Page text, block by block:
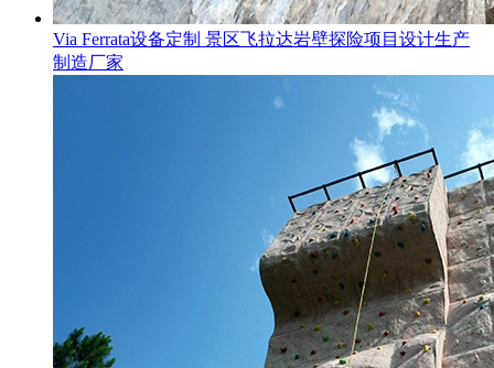
Via Ferrata设备定制 景区飞拉达岩壁探险项目设计生产
制造厂家